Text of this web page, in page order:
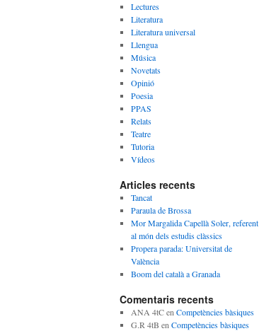
Lectures
Literatura
Literatura universal
Llengua
Música
Novetats
Opinió
Poesia
PPAS
Relats
Teatre
Tutoria
Vídeos
Articles recents
Tancat
Paraula de Brossa
Mor Margalida Capellà Soler, referent
al món dels estudis clàssics
Propera parada: Universitat de
València
Boom del català a Granada
Comentaris recents
ANA 4tCen Competències bàsiques
G.R 4tB en Competències bàsiques